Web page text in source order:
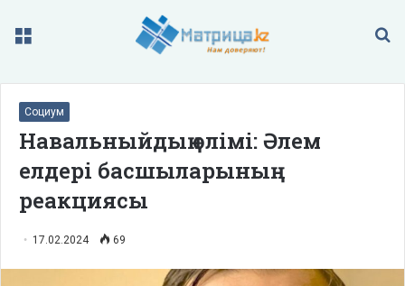
Меню
Социум
Навальныйдың өлімі: Әлем
елдері басшыларының
реакциясы
17.02.2024 69